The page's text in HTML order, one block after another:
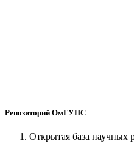
Репозиторий ОмГУПС
Открытая база